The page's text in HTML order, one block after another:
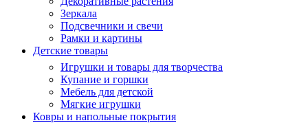
Зеркала
Подсвечники и свечи
Рамки и картины
Детские товары
Игрушки и товары для творчества
Купание и горшки
Мебель для детской
Мягкие игрушки
Ковры и напольные покрытия